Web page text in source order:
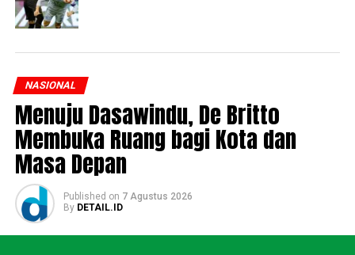
NASIONAL
Menuju Dasawindu, De Britto
Membuka Ruang bagi Kota dan
Masa Depan
Published on 7 Agustus 2026
By DETAIL.ID